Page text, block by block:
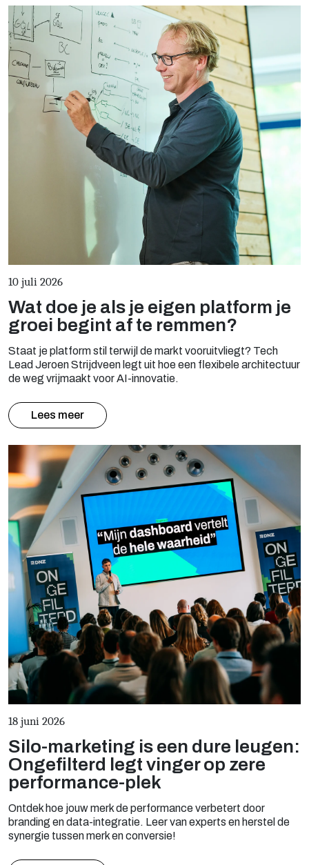
10 juli 2026
Wat doe je als je eigen platform je
groei begint af te remmen?
Staat je platform stil terwijl de markt vooruitvliegt? Tech
Lead Jeroen Strijdveen legt uit hoe een flexibele architectuur
de weg vrijmaakt voor AI-innovatie.
Lees meer
18 juni 2026
Silo-marketing is een dure leugen:
Ongefilterd legt vinger op zere
performance-plek
Ontdek hoe jouw merk de performance verbetert door
branding en data-integratie. Leer van experts en herstel de
synergie tussen merk en conversie!